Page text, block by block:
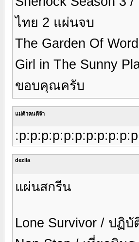
ไทย 2 แผ่นจบ
The Garden Of
Girl in The Sunny
ขอบคุณครับ
แม่ค้าคนดีจ้า
dezila
แผ่นสกรีน
Lone Survivor / ปฏิ